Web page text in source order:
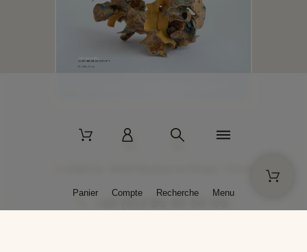
+33 (0)3 86 45 50 00
Panier Compte Recherche Menu